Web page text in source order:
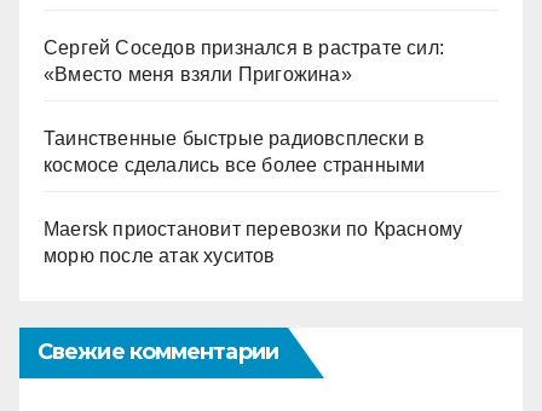
Сергей Соседов признался в растрате сил:
«Вместо меня взяли Пригожина»
Таинственные быстрые радиовсплески в
космосе сделались все более странными
Maersk приостановит перевозки по Красному
морю после атак хуситов
Свежие комментарии